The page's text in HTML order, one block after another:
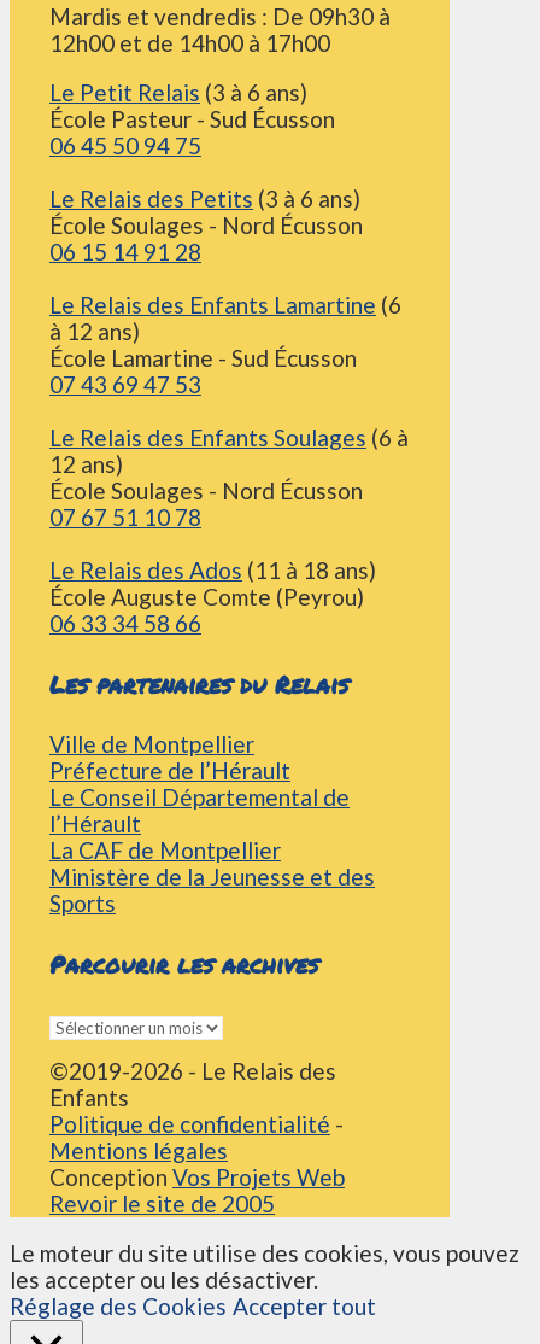
Mardis et vendredis : De 09h30 à
12h00 et de 14h00 à 17h00
Le Petit Relais (3 à 6 ans)
École Pasteur - Sud Écusson
06 45 50 94 75
Le Relais des Petits (3 à 6 ans)
École Soulages - Nord Écusson
06 15 14 91 28
Le Relais des Enfants Lamartine (6
à 12 ans)
École Lamartine - Sud Écusson
07 43 69 47 53
Le Relais des Enfants Soulages (6 à
12 ans)
École Soulages - Nord Écusson
07 67 51 10 78
Le Relais des Ados (11 à 18 ans)
École Auguste Comte (Peyrou)
06 33 34 58 66
Les partenaires du Relais
Ville de Montpellier
Préfecture de l’Hérault
Le Conseil Départemental de
l’Hérault
La CAF de Montpellier
Ministère de la Jeunesse et des
Sports
Parcourir les archives
Parcourir
archives
©2019-2026 - Le Relais des
Enfants
Politique de confidentialité -
Mentions légales
Conception Vos Projets Web
Revoir le site de 2005
Le moteur du site utilise des cookies, vous pouvez
les accepter ou les désactiver.
Réglage des Cookies Accepter tout